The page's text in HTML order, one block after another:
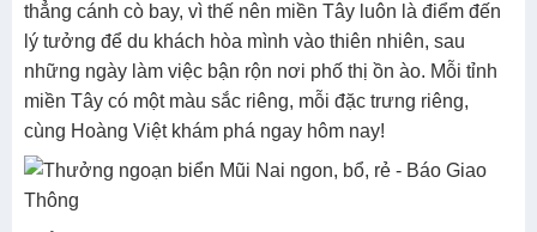
thẳng cánh cò bay, vì thế nên miền Tây luôn là điểm đến
lý tưởng để du khách hòa mình vào thiên nhiên, sau
những ngày làm việc bận rộn nơi phố thị ồn ào. Mỗi tỉnh
miền Tây có một màu sắc riêng, mỗi đặc trưng riêng,
cùng Hoàng Việt khám phá ngay hôm nay!